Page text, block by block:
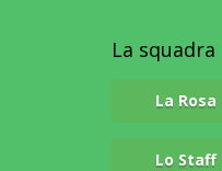
La squadra
La Rosa
Lo Staff